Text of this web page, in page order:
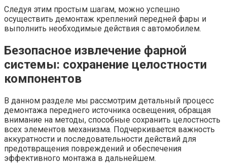
Следуя этим простым шагам, можно успешно
осуществить демонтаж креплений передней фары и
выполнить необходимые действия с автомобилем.
Безопасное извлечение фарной
системы: сохранение целостности
компонентов
В данном разделе мы рассмотрим детальный процесс
демонтажа переднего источника освещения, обращая
внимание на методы, способные сохранить целостность
всех элементов механизма. Подчеркивается важность
аккуратности и последовательности действий для
предотвращения повреждений и обеспечения
эффективного монтажа в дальнейшем.